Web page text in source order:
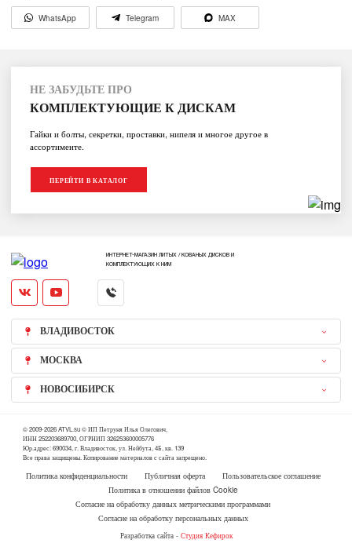
WhatsApp Telegram MAX
НЕ ЗАБУДЬТЕ ПРО
КОМПЛЕКТУЮЩИЕ К ДИСКАМ
Гайки и болты, секретки, проставки, нипеля и многое другое в
ассортименте.
ПЕРЕЙТИ В КАТАЛОГ
ИНТЕРНЕТ-МАГАЗИН ЛИТЫХ / КОВАНЫХ ДИСКОВ И
КОМПЛЕКТУЮЩИХ К НИМ
ВЛАДИВОСТОК
МОСКВА
НОВОСИБИРСК
© 2009-2026 ATVL.su © ИП Петруня Илья Олегович,
ИНН 252203689700, ОГРНИП 326253600005776
Юр.адрес: 690034, г. Владивосток, ул. Нейбута, 4Б, кв. 139
Все права защищены. Копирование материалов с сайта запрещено.
Политика конфиденциальности Публичная оферта
Пользовательское соглашение
Политика в отношении файлов Cookie
Согласие на обработку данных метрическими программами
Согласие на обработку персональных данных
Разработка сайта - Студия Кефирок